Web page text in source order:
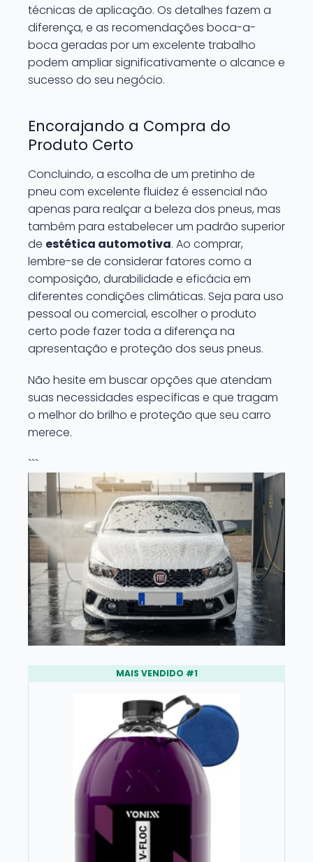
técnicas de aplicação. Os detalhes fazem a
diferença, e as recomendações boca-a-
boca geradas por um excelente trabalho
podem ampliar significativamente o alcance e
sucesso do seu negócio.
Encorajando a Compra do
Produto Certo
Concluindo, a escolha de um pretinho de
pneu com excelente fluidez é essencial não
apenas para realçar a beleza dos pneus, mas
também para estabelecer um padrão superior
de estética automotiva. Ao comprar,
lembre-se de considerar fatores como a
composição, durabilidade e eficácia em
diferentes condições climáticas. Seja para uso
pessoal ou comercial, escolher o produto
certo pode fazer toda a diferença na
apresentação e proteção dos seus pneus.
Não hesite em buscar opções que atendam
suas necessidades específicas e que tragam
o melhor do brilho e proteção que seu carro
merece.
```
MAIS VENDIDO #1